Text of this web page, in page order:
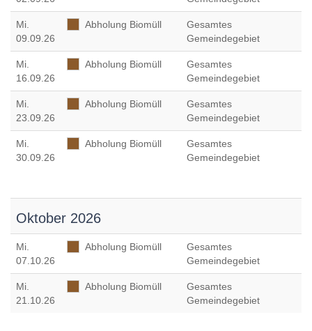
Mi.
09.09.26
Abholung Biomüll
Gesamtes
Gemeindegebiet
Mi.
16.09.26
Abholung Biomüll
Gesamtes
Gemeindegebiet
Mi.
23.09.26
Abholung Biomüll
Gesamtes
Gemeindegebiet
Mi.
30.09.26
Abholung Biomüll
Gesamtes
Gemeindegebiet
Oktober 2026
Mi.
07.10.26
Abholung Biomüll
Gesamtes
Gemeindegebiet
Mi.
21.10.26
Abholung Biomüll
Gesamtes
Gemeindegebiet